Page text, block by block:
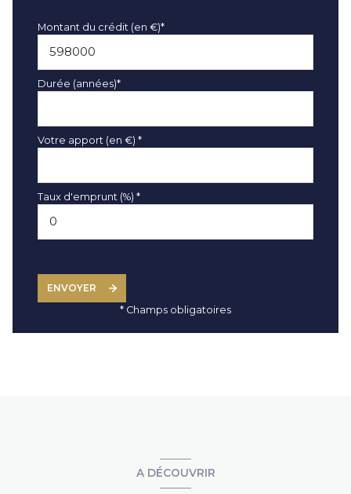
Montant du crédit (en €)*
Durée (années)*
Votre apport (en €) *
Taux d'emprunt (%) *
ENVOYER
* Champs obligatoires
A DÉCOUVRIR